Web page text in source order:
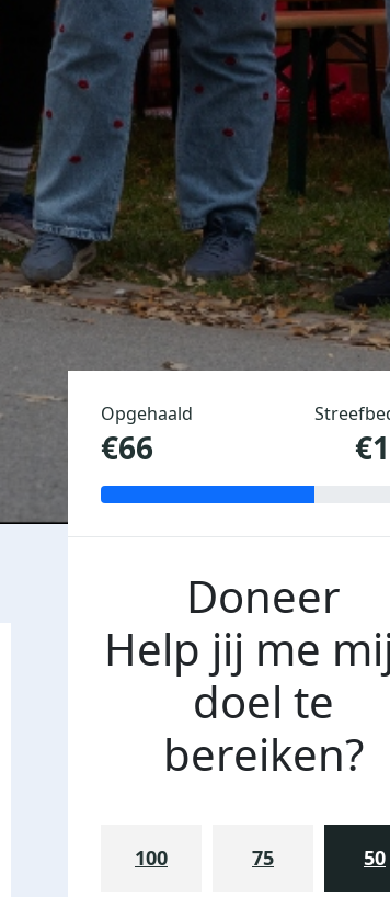
Opgehaald
€66
Doneer
Help jij me
doel te
bereiken?
100 75 50